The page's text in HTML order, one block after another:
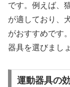
です。例えば、
が適しており、
がおすすめです
器具を選びまし
運動器具の